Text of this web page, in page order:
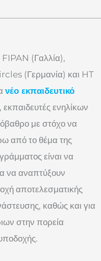
(Γαλλία),
(Γερμανία) και HT
νέο εκπαιδευτικό
ενηλίκων
με στόχο να
από το θέμα της
είναι να
να αναπτύξουν
αποτελεσματικής
καθώς και για
στην πορεία